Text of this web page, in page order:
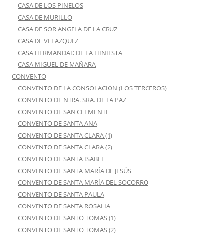
CASA DE LOS PINELOS
CASA DE MURILLO
CASA DE SOR ANGELA DE LA CRUZ
CASA DE VELAZQUEZ
CASA HERMANDAD DE LA HINIESTA
CASA MIGUEL DE MAÑARA
CONVENTO
CONVENTO DE LA CONSOLACIÓN (LOS TERCEROS)
CONVENTO DE NTRA. SRA. DE LA PAZ
CONVENTO DE SAN CLEMENTE
CONVENTO DE SANTA ANA
CONVENTO DE SANTA CLARA (1)
CONVENTO DE SANTA CLARA (2)
CONVENTO DE SANTA ISABEL
CONVENTO DE SANTA MARÍA DE JESÚS
CONVENTO DE SANTA MARÍA DEL SOCORRO
CONVENTO DE SANTA PAULA
CONVENTO DE SANTA ROSALIA
CONVENTO DE SANTO TOMAS (1)
CONVENTO DE SANTO TOMAS (2)